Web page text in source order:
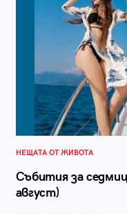
НЕЩАТА ОТ ЖИВОТА
Събития за
август)